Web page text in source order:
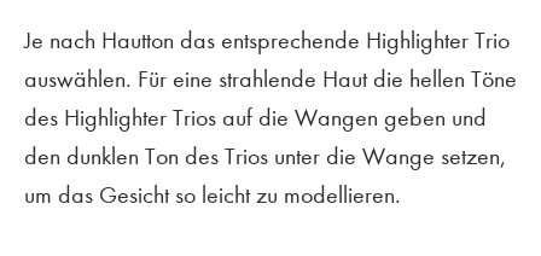
Je nach Hautton das entsprechende Highlighter Trio
auswählen. Für eine strahlende Haut die hellen Töne
des Highlighter Trios auf die Wangen geben und
den dunklen Ton des Trios unter die Wange setzen,
um das Gesicht so leicht zu modellieren.